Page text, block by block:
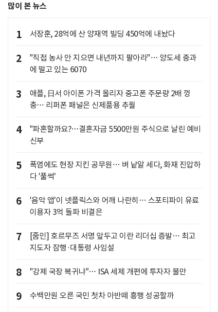
많이 본 뉴스
1 서장훈, 28억에 산 양재역 빌딩 450억에 내놨다
2
"직접 농사 안 지으면 내년까지 팔아라"… 양도세 중과
에 떨고 있는 6070
3
애플, 日서 아이폰 가격 올리자 중고폰 주문량 2배 껑
충… 리퍼폰 패널은 신제품용 추월
4
"파혼할까요?…결혼자금 5500만원 주식으로 날린 예비
신부
5
폭염에도 현장 지킨 공무원… 벼 낱알 세다, 화재 진압하
다 '풀썩'
6
'음악 앱'이 넷플릭스와 어깨 나란히… 스포티파이 유료
이용자 3억 돌파 비결은
7
[줌인] 호르무즈 서명 앞두고 이란 리더십 증발… 최고
지도자 잠행·대통령 사임설
8 "강제 국장 복귀냐"… ISA 세제 개편에 투자자 불만
9 수백만원 오른 국민 첫차 아반떼 흥행 성공할까